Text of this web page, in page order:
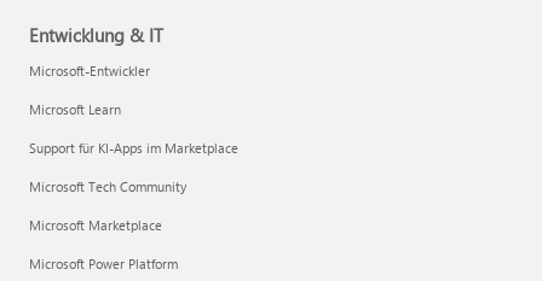
Entwicklung & IT
Microsoft-Entwickler
Microsoft Learn
Support für KI-Apps im Marketplace
Microsoft Tech Community
Microsoft Marketplace
Microsoft Power Platform